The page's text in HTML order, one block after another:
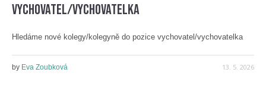
vychovatel/vychovatelka
Hledáme nové kolegy/kolegyně do pozice vychovatel/vychovatelka
13. 5. 2026
by Eva Zoubková